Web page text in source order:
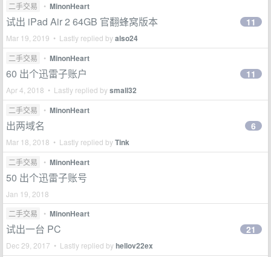
二手交易 • MinonHeart
试出 iPad Air 2 64GB 官翻蜂窝版本
Mar 19, 2019 • Lastly replied byalso24
11
二手交易 • MinonHeart
60 出个迅雷子账户
Apr 4, 2018 • Lastly replied bysmall32
11
二手交易 • MinonHeart
出两域名
Mar 18, 2018 • Lastly replied byTink
6
二手交易 • MinonHeart
50 出个迅雷子账号
Jan 19, 2018
二手交易
• MinonHeart
试出一台 PC
Dec 29, 2017 • Lastly replied byhellov22ex
21